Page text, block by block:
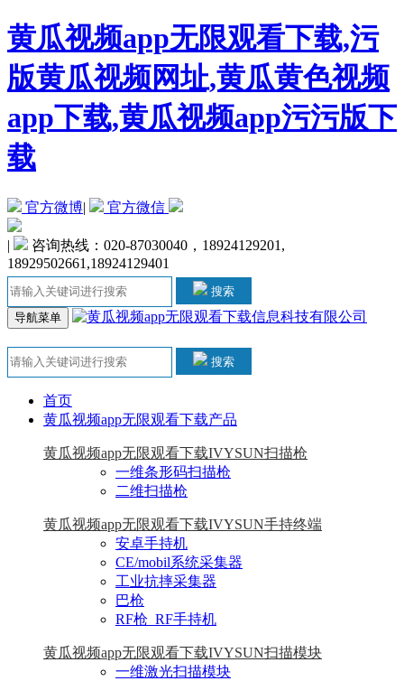
黄瓜视频app无限观看下载,污
版黄瓜视频网址,黄瓜黄色视频
app下载,黄瓜视频app污污版下
载
官方微博| 官方微信
|
咨询热线：020-87030040，18924129201,
18929502661,18924129401
搜索
导航菜单
搜索
首页
黄瓜视频app无限观看下载产品
黄瓜视频app无限观看下载IVYSUN扫描枪
一维条形码扫描枪
二维扫描枪
黄瓜视频app无限观看下载IVYSUN手持终端
安卓手持机
CE/mobil系统采集器
工业抗摔采集器
巴枪
RF枪_RF手持机
黄瓜视频app无限观看下载IVYSUN扫描模块
一维激光扫描模块